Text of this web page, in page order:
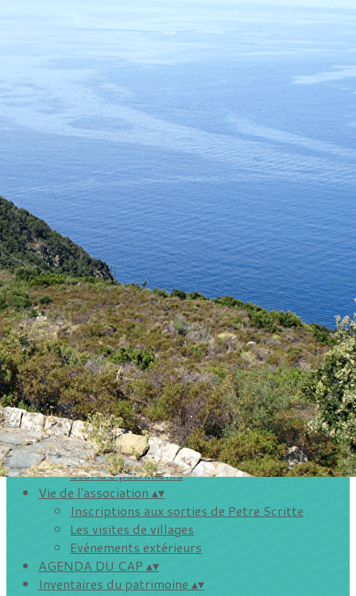
Exporter toutes les colonnes
Exporter uniquement les colonnes affichées
Menu
<
>
Inscriptions aux sorties de Petre Scritte
Les visites de villages
Evénements extérieurs
Ajoutez un logo, un bouton, des réseaux sociaux
Cliquez pour éditer
ASSOCIATION PETRE SCRITTE▴▾
Présentation
Contact et infos pratiques
Adhésion
Liens
Nos publications▴▾
Rechercher, commander...
A Cronica : le journal de l'histoire du Cap Corse
Inventaires du patrimoine
Storià é patrimoniu
Vie de l'association ▴▾
Inscriptions aux sorties de Petre Scritte
Les visites de villages
Evénements extérieurs
AGENDA DU CAP ▴▾
Inventaires du patrimoine ▴▾